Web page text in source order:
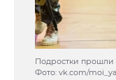
Подростки прошли
Фото: vk.com/